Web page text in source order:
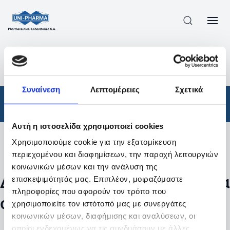
Συναίνεση Λεπτομέρειες Σχετικά
Αυτή η ιστοσελίδα χρησιμοποιεί cookies
Χρησιμοποιούμε cookie για την εξατομίκευση
περιεχομένου και διαφημίσεων, την παροχή λειτουργιών
κοινωνικών μέσων και την ανάλυση της
επισκεψιμότητάς μας. Επιπλέον, μοιραζόμαστε
πληροφορίες που αφορούν τον τρόπο που
χρησιμοποιείτε τον ιστότοπό μας με συνεργάτες
κοινωνικών μέσων, διαφήμισης και αναλύσεων, οι
οποίοι ενδεχομένως να τις συνδυάσουν με άλλες
ΠΡΟΪΟΝΤΑ
ΑΠΟΤΕΛΕΣΜΑΤΑ ΑΝΑΖΗΤΗΣΗΣ
Φάρμακα
Φίλτρα
Δεν βρέθηκαν προϊόντα με τα
συγκεκριμένα φίλτρα